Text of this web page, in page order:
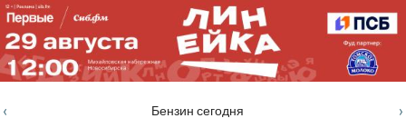
Бензин сегодня
‹ ›